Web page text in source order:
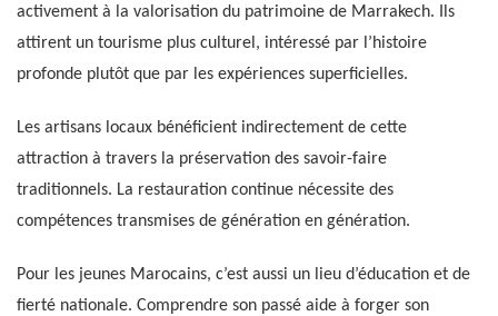
activement à la valorisation du patrimoine de Marrakech. Ils
attirent un tourisme plus culturel, intéressé par l’histoire
profonde plutôt que par les expériences superficielles.
Les artisans locaux bénéficient indirectement de cette
attraction à travers la préservation des savoir-faire
traditionnels. La restauration continue nécessite des
compétences transmises de génération en génération.
Pour les jeunes Marocains, c’est aussi un lieu d’éducation et de
fierté nationale. Comprendre son passé aide à forger son